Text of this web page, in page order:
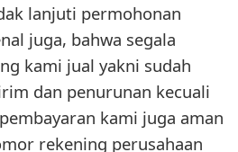
lanjuti permohonan
juga, bahwa segala
kami jual yakni sudah
dan penurunan kecuali
kami juga aman
rekening perusahaan